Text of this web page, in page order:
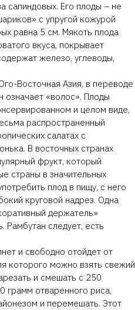
сапиндовых. Его плоды – не
с упругой кожурой
равна 5 см. Мякоть плода
вкуса, покрывает
железо, углеводы,
Восточная Азия, в переводе
означает «волос». Плоды
и целом виде,
распространенный
салатах с
В восточных странах
фрукт, который
страны в значительных
плод в пищу, с него
круговой надрез. Одна
держатель»
Рамбутан следует, есть
и свободно отойдет от
которого можно взять свежий
и смешать с 250
грамм отваренного риса,
и перемешать. Этот